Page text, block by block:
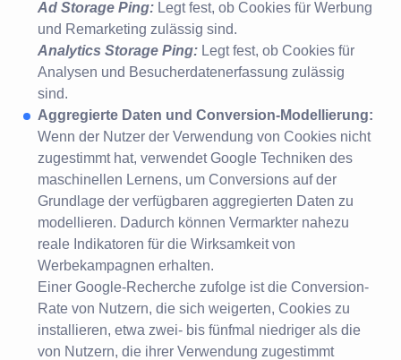
Ad Storage Ping: Legt fest, ob Cookies für Werbung
und Remarketing zulässig sind.
Analytics Storage Ping: Legt fest, ob Cookies für
Analysen und Besucherdatenerfassung zulässig
sind.
Aggregierte Daten und Conversion-Modellierung:
Wenn der Nutzer der Verwendung von Cookies nicht
zugestimmt hat, verwendet Google Techniken des
maschinellen Lernens, um Conversions auf der
Grundlage der verfügbaren aggregierten Daten zu
modellieren. Dadurch können Vermarkter nahezu
reale Indikatoren für die Wirksamkeit von
Werbekampagnen erhalten.
Einer Google-Recherche zufolge ist die Conversion-
Rate von Nutzern, die sich weigerten, Cookies zu
installieren, etwa zwei- bis fünfmal niedriger als die
von Nutzern, die ihrer Verwendung zugestimmt